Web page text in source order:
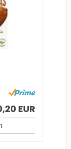
EUR